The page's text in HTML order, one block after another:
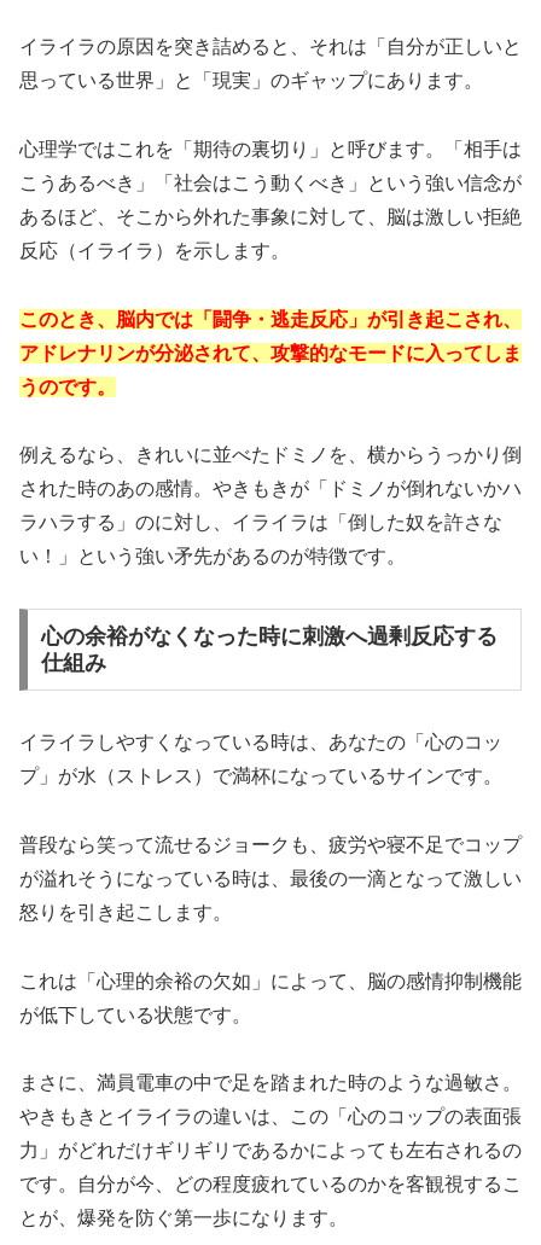
イライラの原因を突き詰めると、それは「自分が正しいと
思っている世界」と「現実」のギャップにあります。
心理学ではこれを「期待の裏切り」と呼びます。「相手は
こうあるべき」「社会はこう動くべき」という強い信念が
あるほど、そこから外れた事象に対して、脳は激しい拒絶
反応（イライラ）を示します。
このとき、脳内では「闘争・逃走反応」が引き起こされ、
アドレナリンが分泌されて、攻撃的なモードに入ってしま
うのです。
例えるなら、きれいに並べたドミノを、横からうっかり倒
された時のあの感情。やきもきが「ドミノが倒れないかハ
ラハラする」のに対し、イライラは「倒した奴を許さな
い！」という強い矛先があるのが特徴です。
心の余裕がなくなった時に刺激へ過剰反応する
仕組み
イライラしやすくなっている時は、あなたの「心のコッ
プ」が水（ストレス）で満杯になっているサインです。
普段なら笑って流せるジョークも、疲労や寝不足でコップ
が溢れそうになっている時は、最後の一滴となって激しい
怒りを引き起こします。
これは「心理的余裕の欠如」によって、脳の感情抑制機能
が低下している状態です。
まさに、満員電車の中で足を踏まれた時のような過敏さ。
やきもきとイライラの違いは、この「心のコップの表面張
力」がどれだけギリギリであるかによっても左右されるの
です。自分が今、どの程度疲れているのかを客観視するこ
とが、爆発を防ぐ第一歩になります。